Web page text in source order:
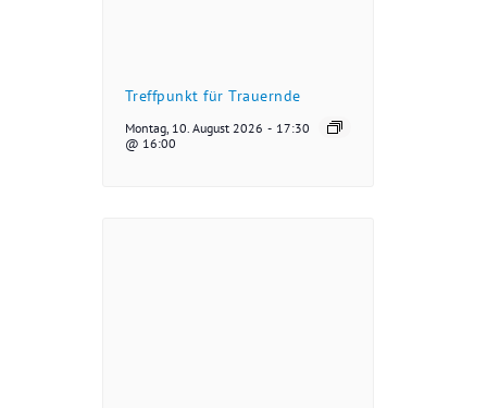
Treffpunkt für Trauernde
Montag, 10. August 2026
@ 16:00
- 17:30